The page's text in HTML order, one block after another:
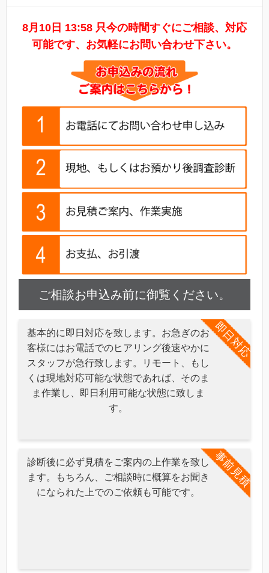
8月10日 13:58 只今の時間すぐにご相談、対応
可能です、お気軽にお問い合わせ下さい。
ご相談お申込み前に御覧ください。
即日対応
基本的に即日対応を致します。お急ぎのお
客様にはお電話でのヒアリング後速やかに
スタッフが急行致します。リモート、もし
くは現地対応可能な状態であれば、そのま
ま作業し、即日利用可能な状態に致しま
す。
事前見積
診断後に必ず見積をご案内の上作業を致し
ます。もちろん、ご相談時に概算をお聞き
になられた上でのご依頼も可能です。